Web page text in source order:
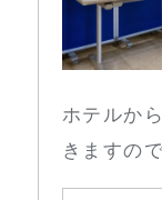
ホテルか
きますの